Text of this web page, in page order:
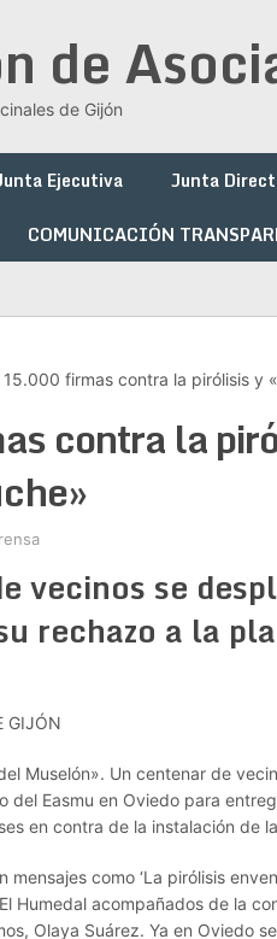
de
de Gijón
Ejecutiva Junta
COMUNICACIÓN
15.000 firmas contra la pirólisis y
contra la
vecinos se
rechazo a la
GIJÓN
Muselón». Un centenar de
del Easmu en Oviedo para
en contra de la instalación de
como ‘La pirólisis
Humedal acompañados de la
Olaya Suárez. Ya en Oviedo